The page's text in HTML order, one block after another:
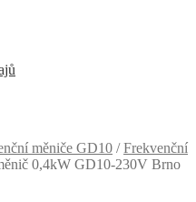
měniče GD10 /Frekvenční
0,4kW GD10-230V Brno